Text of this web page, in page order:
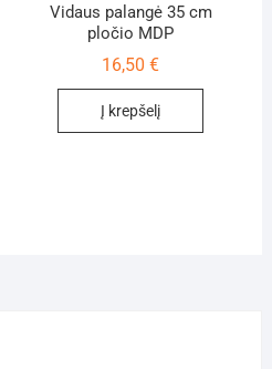
Vidaus palangė 35 cm
pločio MDP
16,50€
Į krepšelį